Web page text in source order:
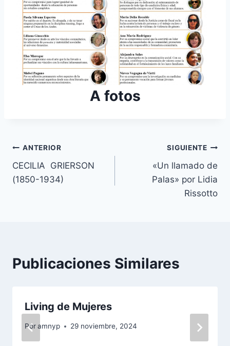
A fotos
Navegación
de
ANTERIOR
CECILIA GRIERSON
(1850-1934)
SIGUIENTE
«Un llamado de
Palas» por Lidia
Rissotto
Publicaciones Similares
Living de Mujeres
Poramnyp 29 noviembre, 2024